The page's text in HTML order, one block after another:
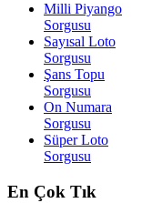
Milli Piyango
Sorgusu
Sayısal Loto
Sorgusu
Şans Topu
Sorgusu
On Numara
Sorgusu
Süper Loto
Sorgusu
En Çok Tık